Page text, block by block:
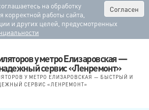
Согласен
на обработку
работы сайта,
и других целей, предусмотренных
у метро Елизаровская —
сервис «Ленремонт»
У МЕТРО ЕЛИЗАРОВСКАЯ — БЫСТРЫЙ И
СЕРВИС «ЛЕНРЕМОНТ»